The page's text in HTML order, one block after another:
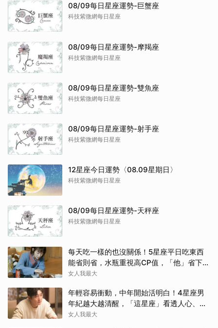
08/09每日星座運勢-巨蟹座
科技紫微網每日星座
08/09每日星座運勢-摩羯座
科技紫微網每日星座
08/09每日星座運勢-雙魚座
科技紫微網每日星座
08/09每日星座運勢-射手座
科技紫微網每日星座
12星座今日運勢〈08.09星期日〉
科技紫微網每日星座
08/09每日星座運勢-天秤座
科技紫微網每日星座
每天吃一樣的也沒關係！5星座平日吃東西
能省則省，水瓶重視高CP值，「他」省下來
吃大餐
女人我最大
年輕容易衝動，中年開始活明白！4星座男
年紀越大越清醒，「這星座」看透人心、不
再討好任何人
女人我最大